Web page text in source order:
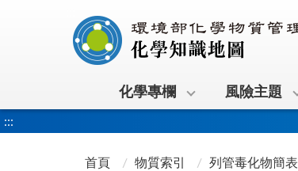
化學專欄 風險主題
:::
首頁 物質索引 列管毒化物簡表